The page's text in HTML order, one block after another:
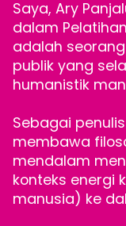
Saya, Ary
dalam
adalah
publik yang
humanistik
Sebagai
membawa
mendalam
konteks energi
manusia) ke